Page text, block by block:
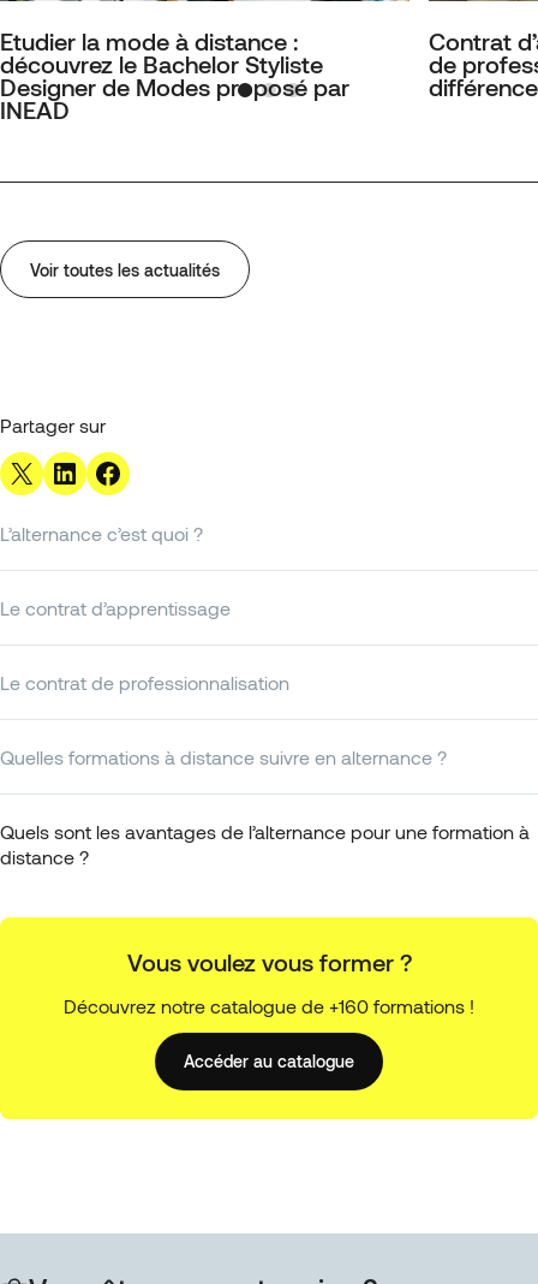
Partager sur
Share on X Share on LinkedInShare on Facebook
L’alternance c’est quoi ?
Le contrat d’apprentissage
Le contrat de professionnalisation
Quelles formations à distance suivre en alternance ?
Quels sont les avantages de l’alternance pour une formation à
distance ?
Vous voulez vous former ?
Découvrez notre catalogue de +160 formations !
Accéder au catalogue
Etudier la mode à distance :
découvrez le Bachelor Styliste
Designer de Modes proposé par
INEAD
Contrat
de
Voir toutes les actualités